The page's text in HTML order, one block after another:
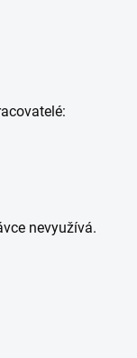
nevyužívá.